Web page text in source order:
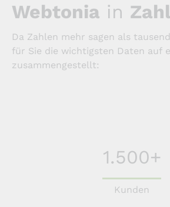
Webtonia in
Da Zahlen mehr sagen als
für Sie die wichtigsten Daten auf
zusammengestellt:
1.500+
Kunden